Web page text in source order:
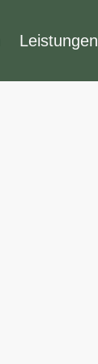
Leistungen